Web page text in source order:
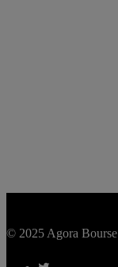
© 2025 Agora Bourse